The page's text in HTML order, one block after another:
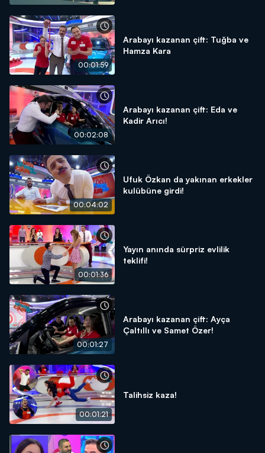
00:01:59
Arabayı kazanan çift: Tuğba ve
Hamza Kara
00:02:08
Arabayı kazanan çift: Eda ve
Kadir Arıcı!
00:04:02
Ufuk Özkan da yakınan erkekler
kulübüne girdi!
00:01:36
Yayın anında sürpriz evlilik
teklifi!
00:01:27
Arabayı kazanan çift: Ayça
Çaltıllı ve Samet Özer!
00:01:21
Talihsiz kaza!